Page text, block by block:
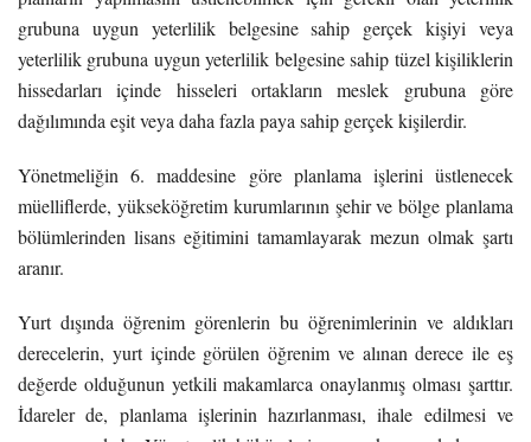
grubuna uygun yeterlilik belgesine sahip gerçek kişiyi veya
yeterlilik grubuna uygun yeterlilik belgesine sahip tüzel kişiliklerin
hissedarları içinde hisseleri ortakların meslek grubuna göre
dağılımında eşit veya daha fazla paya sahip gerçek kişilerdir.
Yönetmeliğin 6. maddesine göre planlama işlerini üstlenecek
müelliflerde, yükseköğretim kurumlarının şehir ve bölge planlama
bölümlerinden lisans eğitimini tamamlayarak mezun olmak şartı
aranır.
Yurt dışında öğrenim görenlerin bu öğrenimlerinin ve aldıkları
derecelerin, yurt içinde görülen öğrenim ve alınan derece ile eş
değerde olduğunun yetkili makamlarca onaylanmış olması şarttır.
İdareler de, planlama işlerinin hazırlanması, ihale edilmesi ve